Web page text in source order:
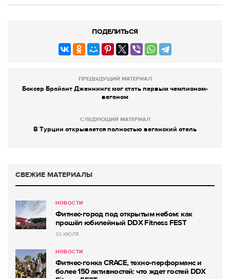
ПОДЕЛИТЬСЯ
ПРЕДЫДУЩИЙ МАТЕРИАЛ
Боксер Брайант Дженнингс мог стать первым чемпионом-
веганом
СЛЕДУЮЩИЙ МАТЕРИАЛ
В Турции открывается полностью веганский отель
СВЕЖИЕ МАТЕРИАЛЫ
НОВОСТИ
Фитнес-город под открытым небом: как
прошёл юбилейный DDX Fitness FEST
30 ИЮЛЯ
НОВОСТИ
Фитнес-гонка CRACE, техно-перформанс и
более 150 активностей: что ждет гостей DDX